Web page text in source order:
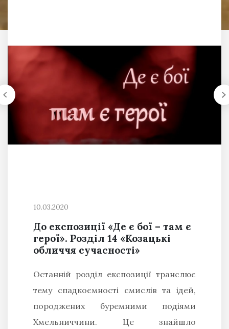
10.03.2020
До експозиції «Де є бої – там є
герої». Розділ 14 «Козацькі
обличчя сучасності»
Останній розділ експозиції транслює
тему спадкоємності смислів та ідей,
породжених буремними подіями
Хмельниччини. Це знайшло